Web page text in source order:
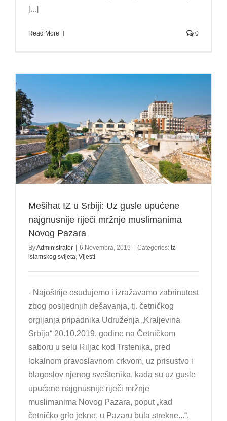
[...]
Read More 0
Mešihat IZ u Srbiji: Uz gusle upućene
najgnusnije riječi mržnje muslimanima
Novog Pazara
ByAdministrator 6 Novembra, 2019 Categories: Iz
islamskog svijeta, Vijesti
- Najoštrije osuđujemo i izražavamo zabrinutost
zbog posljednjih dešavanja, tj. četničkog
orgijanja pripadnika Udruženja „Kraljevina
Srbija“ 20.10.2019. godine na Četničkom
saboru u selu Riljac kod Trstenika, pred
lokalnom pravoslavnom crkvom, uz prisustvo i
blagoslov njenog sveštenika, kada su uz gusle
upućene najgnusnije riječi mržnje
muslimanima Novog Pazara, poput „kad
četničko grlo jekne, u Pazaru bula strekne...“,